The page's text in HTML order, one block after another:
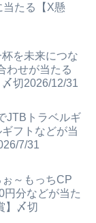
当たる【X懸
を未来につな
わせが当たる
〆切2026/12/31
JTBトラベルギ
フトなどが当
7/31
～もっちCP
円分などが当た
】〆切